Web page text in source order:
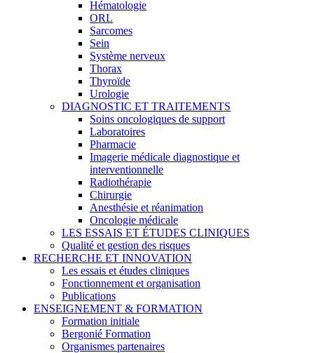
Hématologie
ORL
Sarcomes
Sein
Système nerveux
Thorax
Thyroïde
Urologie
DIAGNOSTIC ET TRAITEMENTS
Soins oncologiques de support
Laboratoires
Pharmacie
Imagerie médicale diagnostique et
interventionnelle
Radiothérapie
Chirurgie
Anesthésie et réanimation
Oncologie médicale
LES ESSAIS ET ÉTUDES CLINIQUES
Qualité et gestion des risques
RECHERCHE ET INNOVATION
Les essais et études cliniques
Fonctionnement et organisation
Publications
ENSEIGNEMENT & FORMATION
Formation initiale
Bergonié Formation
Organismes partenaires